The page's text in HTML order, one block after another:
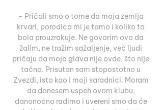
- Pričali smo o tome da moja zemlja
krvari, porodica mi je tamo i koliko to
bola prouzrokuje. Ne govorim ovo da
žalim, ne tražim sažaljenje, već ljudi
pričaju da moja glava nije ovde, što nije
tačno. Prisutan sam stopostotno u
Zvezdi, isto kao i moji saradnici. Moram
da donesem uspeh ovom klubu,
danonoćno radimo i uvereni smo da će